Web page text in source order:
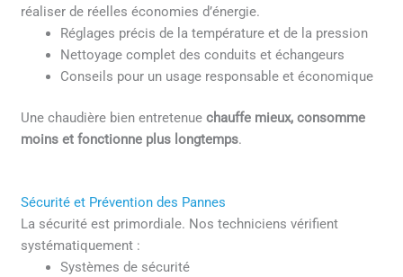
réaliser de réelles économies d’énergie.
Réglages précis de la température et de la pression
Nettoyage complet des conduits et échangeurs
Conseils pour un usage responsable et économique
Une chaudière bien entretenuechauffe mieux, consomme
moins et fonctionne plus longtemps.
Sécurité et Prévention des Pannes
La sécurité est primordiale. Nos techniciens vérifient
systématiquement :
Systèmes de sécurité